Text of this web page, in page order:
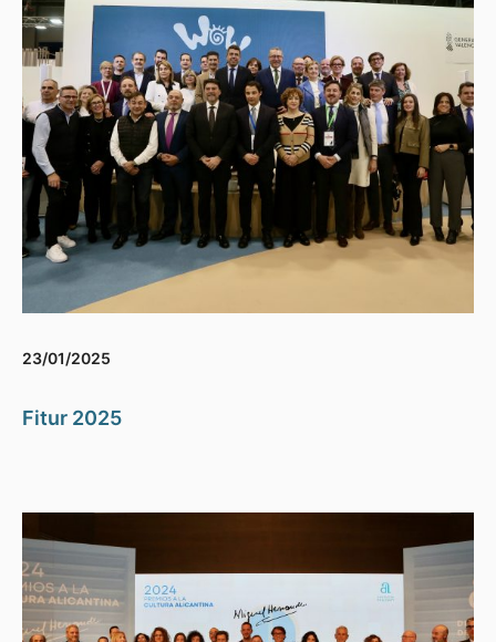
23/01/2025
Fitur 2025